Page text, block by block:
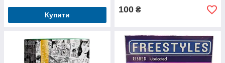
Купити
100 ₴